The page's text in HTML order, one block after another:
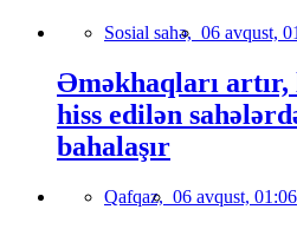
Sosial sahə, 06 avqust,
Əməkhaqları
hiss edilən
bahalaşır
Qafqaz, 06 avqust, 01:06